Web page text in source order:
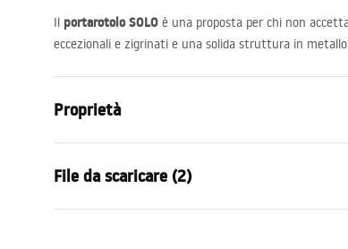
Il portarotoloSOLO è una proposta per chi non
eccezionali e zigrinati e una solida struttura in
Proprietà
Materiale
Metodo di installazione
A
File da scaricare (2)